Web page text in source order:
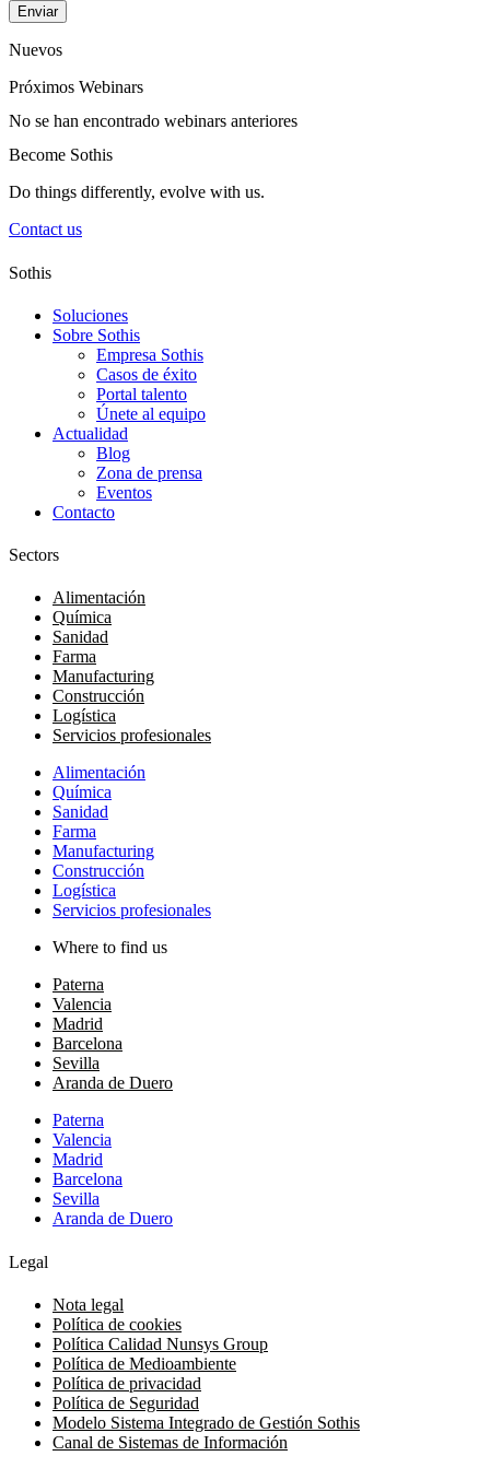
Enviar
Nuevos
Próximos Webinars
No se han encontrado webinars anteriores
Become Sothis
Do things differently, evolve with us.
Contact us
Sothis
Soluciones
Sobre Sothis
Empresa Sothis
Casos de éxito
Portal talento
Únete al equipo
Actualidad
Blog
Zona de prensa
Eventos
Contacto
Sectors
Alimentación
Química
Sanidad
Farma
Manufacturing
Construcción
Logística
Servicios profesionales
Alimentación
Química
Sanidad
Farma
Manufacturing
Construcción
Logística
Servicios profesionales
Where to find us
Paterna
Valencia
Madrid
Barcelona
Sevilla
Aranda de Duero
Paterna
Valencia
Madrid
Barcelona
Sevilla
Aranda de Duero
Legal
Nota legal
Política de cookies
Política Calidad Nunsys Group
Política de Medioambiente
Política de privacidad
Política de Seguridad
Modelo Sistema Integrado de Gestión Sothis
Canal de Sistemas de Información